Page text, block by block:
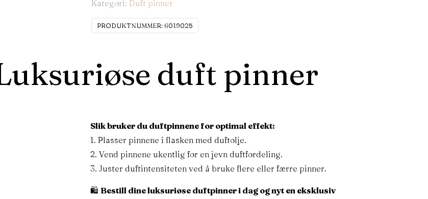
Kategori: Duft pinner
PRODUKTNUMMER: 6019025
duft pinner
Slik bruker du duftpinnene for optimal effekt:
1. Plasser pinnene i flasken med duftolje.
2. Vend pinnene ukentlig for en jevn duftfordeling.
3. Juster duftintensiteten ved å bruke flere eller færre pinner.
🛍 Bestill dine luksuriøse duftpinner i dag og nyt en eksklusiv